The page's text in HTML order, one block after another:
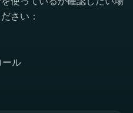
さい：
ール